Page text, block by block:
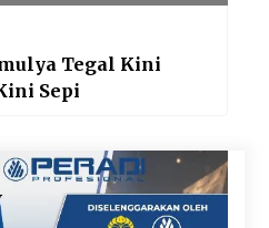
Tegal Kini
Sepi